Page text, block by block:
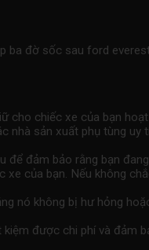
ba đờ sốc sau ford
cho chiếc xe của bạn
nhà sản xuất phụ tùng uy
để đảm bảo rằng bạn
của bạn. Nếu không
nó không bị hư hỏng
được chi phí và đảm